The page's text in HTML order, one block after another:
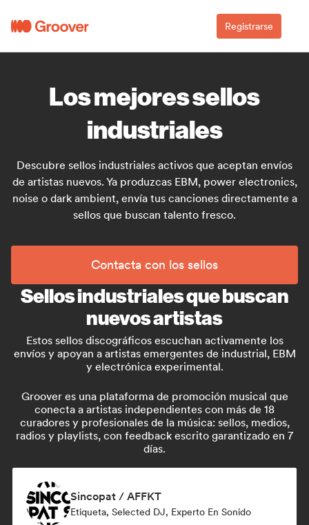
Registrarse
Los mejores sellos
industriales
Descubre sellos industriales activos que aceptan envíos
de artistas nuevos. Ya produzcas EBM, power electronics,
noise o dark ambient, envía tus canciones directamente a
sellos que buscan talento fresco.
Contacta con los sellos
Sellos industriales que buscan
nuevos artistas
Estos sellos discográficos escuchan activamente los
envíos y apoyan a artistas emergentes de industrial, EBM
y electrónica experimental.
Groover es una plataforma de promoción musical que
conecta a artistas independientes con más de 18
curadores y profesionales de la música: sellos, medios,
radios y playlists, con feedback escrito garantizado en 7
días.
Sincopat / AFFKT
Etiqueta, Selected DJ, Experto En Sonido